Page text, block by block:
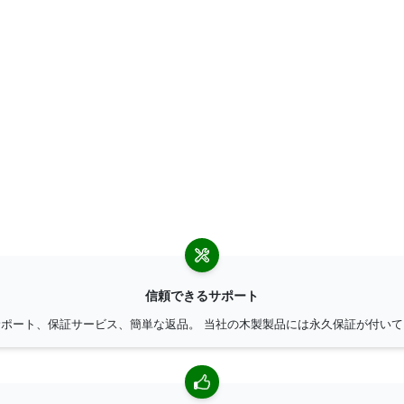
信頼できるサポート
ート、保証サービス、簡単な返品。 当社の木製製品には永久保証が付い